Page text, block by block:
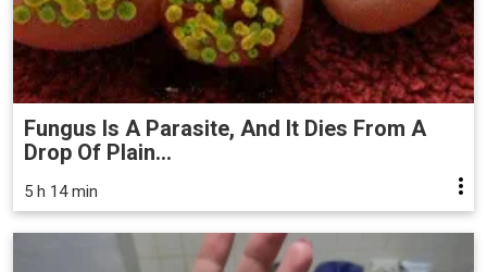
Fungus Is A Parasite, And It Dies From A
Drop Of Plain...
5 h 14 min